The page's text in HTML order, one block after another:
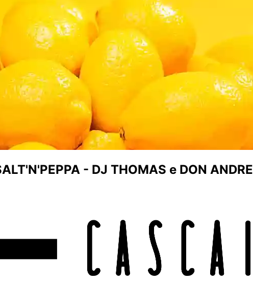
- DJ THOMAS e DON ANDRE